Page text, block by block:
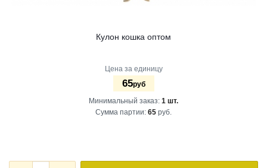
Кулон кошка оптом
Цена за единицу
65руб
Минимальный заказ: 1 шт.
Сумма партии: 65 руб.